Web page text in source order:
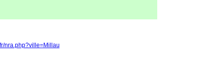
nra.php?ville=Millau